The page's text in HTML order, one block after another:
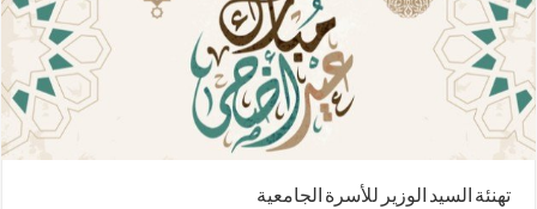
تهنئة السيد الوزير للأسرة الجامعية